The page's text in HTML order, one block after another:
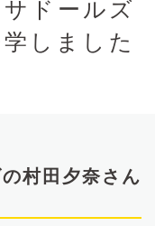
サドールズ
しました
村田夕奈さん